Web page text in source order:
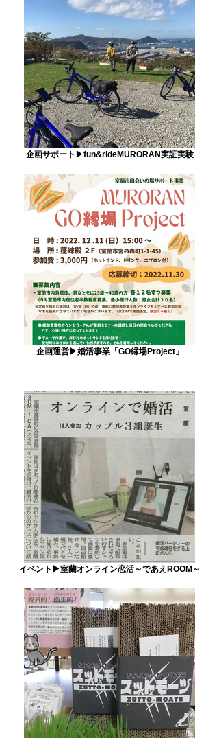
企画サポート▶fun&rideMURORAN実証実験
企画運営▶婚活事業「GO縁場Project」
イベント▶室蘭オンライン恋活～であえROOM～